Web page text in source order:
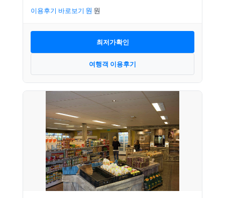
이용후기 바로보기
최저가확인
여행객 이용후기